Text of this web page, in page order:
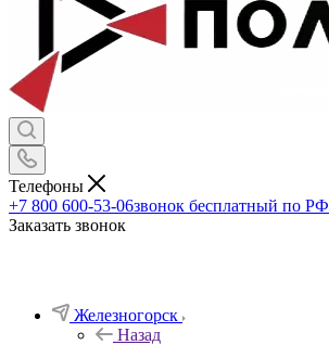
Телефоны
+7 800 600-53-06звонок бесплатный по РФ
Заказать звонок
Железногорск
Назад